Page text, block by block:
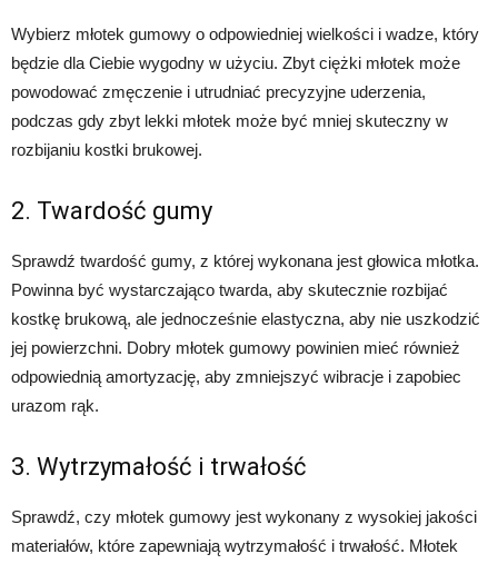
Wybierz młotek gumowy o odpowiedniej wielkości i wadze, który
będzie dla Ciebie wygodny w użyciu. Zbyt ciężki młotek może
powodować zmęczenie i utrudniać precyzyjne uderzenia,
podczas gdy zbyt lekki młotek może być mniej skuteczny w
rozbijaniu kostki brukowej.
2. Twardość gumy
Sprawdź twardość gumy, z której wykonana jest głowica młotka.
Powinna być wystarczająco twarda, aby skutecznie rozbijać
kostkę brukową, ale jednocześnie elastyczna, aby nie uszkodzić
jej powierzchni. Dobry młotek gumowy powinien mieć również
odpowiednią amortyzację, aby zmniejszyć wibracje i zapobiec
urazom rąk.
3. Wytrzymałość i trwałość
Sprawdź, czy młotek gumowy jest wykonany z wysokiej jakości
materiałów, które zapewniają wytrzymałość i trwałość. Młotek